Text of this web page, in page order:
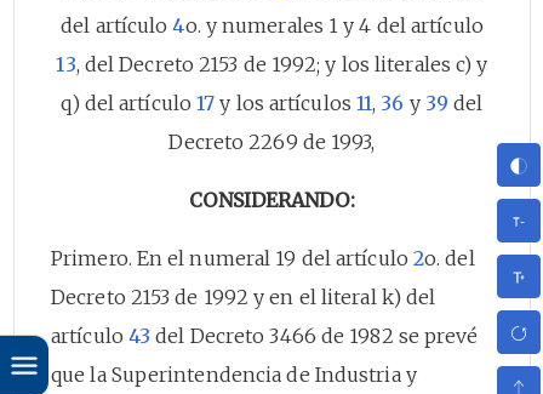
del artículo4o. y numerales 1 y 4 del artículo
13, del Decreto 2153 de 1992; y los literales c) y
q) del artículo17 y los artículos 11, 36 y 39 del
Decreto 2269 de 1993,
CONSIDERANDO:
Primero. En el numeral 19 del artículo 2o. del
Decreto 2153 de 1992 y en el literal k) del
artículo 43 del Decreto 3466 de 1982 se prevé
que la Superintendencia de Industria y